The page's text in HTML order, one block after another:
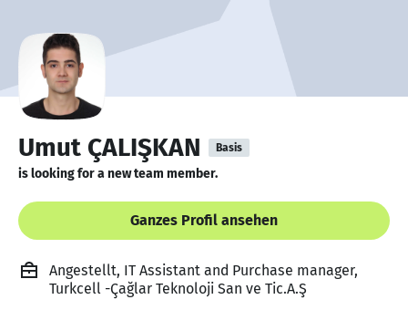
Umut ÇALIŞKAN Basis
is looking for a new team member.
Ganzes Profil ansehen
Angestellt, IT Assistant and Purchase manager,
Turkcell -Çağlar Teknoloji San ve Tic.A.Ş